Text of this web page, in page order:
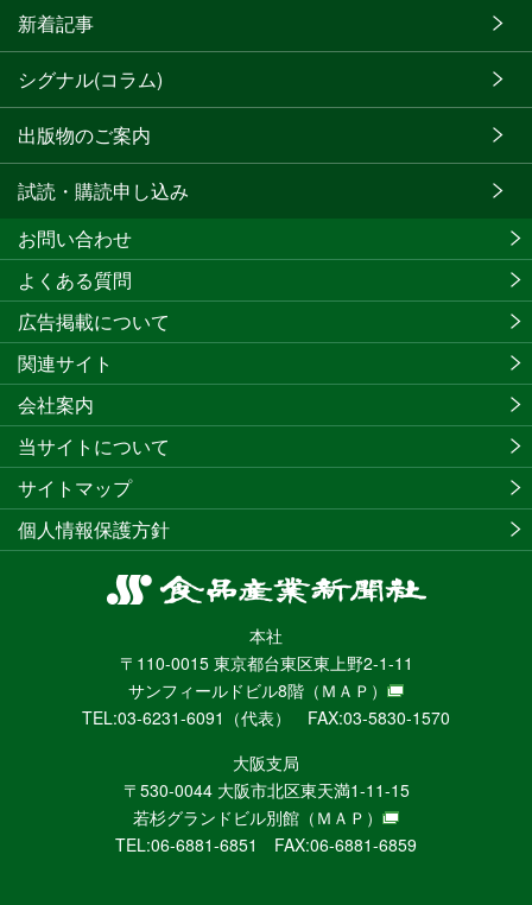
新着記事
シグナル(コラム)
出版物のご案内
試読・購読申し込み
食
産
業
新
聞
社
ニ
ュ
ー
本社
〒110-0015 東京都台東区東上野2-1-11
サンフィールドビル8階 （ＭＡＰ）
TEL:03-6231-6091（代表） FAX:03-5830-1570
大阪支局
〒530-0044 大阪市北区東天満1-11-15
若杉グランドビル別館 （ＭＡＰ）
TEL:06-6881-6851 FAX:06-6881-6859
お問い合わせ
よくある質問
広告掲載について
関連サイト
会社案内
当サイトについて
サイトマップ
個人情報保護方針